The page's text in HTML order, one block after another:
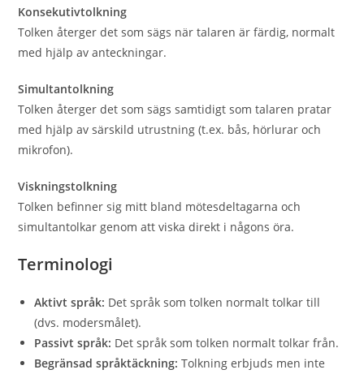
Konsekutivtolkning
Tolken återger det som sägs när talaren är färdig, normalt
med hjälp av anteckningar.
Simultantolkning
Tolken återger det som sägs samtidigt som talaren pratar
med hjälp av särskild utrustning (t.ex. bås, hörlurar och
mikrofon).
Viskningstolkning
Tolken befinner sig mitt bland mötesdeltagarna och
simultantolkar genom att viska direkt i någons öra.
Terminologi
Aktivt språk: Det språk som tolken normalt tolkar till
(dvs. modersmålet).
Passivt språk: Det språk som tolken normalt tolkar från.
Begränsad språktäckning: Tolkning erbjuds men inte